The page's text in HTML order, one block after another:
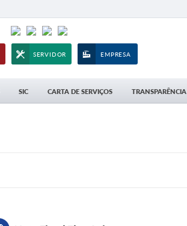
SERVIDOR EMPRESA
SIC CARTA DE SERVIÇOS TRANSPARÊNCIA